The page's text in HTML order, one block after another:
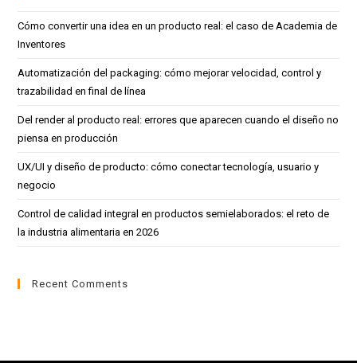
Cómo convertir una idea en un producto real: el caso de Academia de
Inventores
Automatización del packaging: cómo mejorar velocidad, control y
trazabilidad en final de línea
Del render al producto real: errores que aparecen cuando el diseño no
piensa en producción
UX/UI y diseño de producto: cómo conectar tecnología, usuario y
negocio
Control de calidad integral en productos semielaborados: el reto de
la industria alimentaria en 2026
Recent Comments